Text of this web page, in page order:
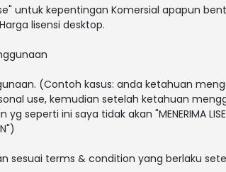
untuk kepentingan Komersial apapun
lisensi desktop.
(Contoh kasus: anda ketahuan
use, kemudian setelah ketahuan
seperti ini saya tidak akan "MENERIMA
sesuai terms & condition yang berlaku